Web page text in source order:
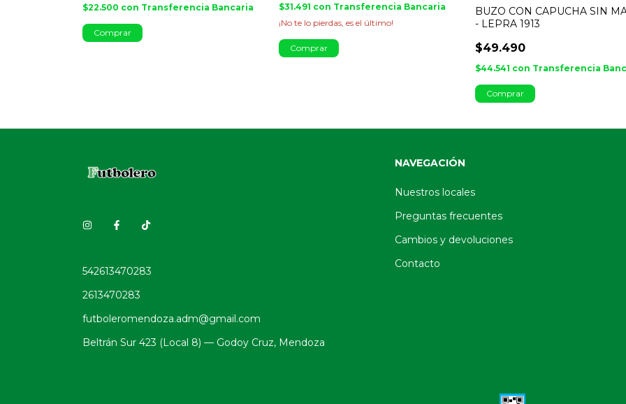
$22.500 con Transferencia Bancaria
Comprar
$31.491 con Transferencia Bancaria
¡No te lo pierdas, es el último!
Comprar
BUZO CON CAPUCHA SIN
- LEPRA 1913
$49.490
$44.541 con Transferencia
Comprar
542613470283
2613470283
futboleromendoza.adm@gmail.com
Beltrán Sur 423 (Local 8) — Godoy Cruz, Mendoza
NAVEGACIÓN
Nuestros locales
Preguntas frecuentes
Cambios y devoluciones
Contacto